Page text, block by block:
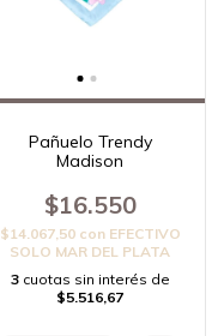
Pañuelo Trendy
Madison
$16.550
$14.067,50 con EFECTIVO
SOLO MAR DEL PLATA
3 cuotas sin interés de
$5.516,67